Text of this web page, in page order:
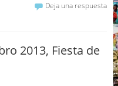
Deja una respuesta
2013, Fiesta de